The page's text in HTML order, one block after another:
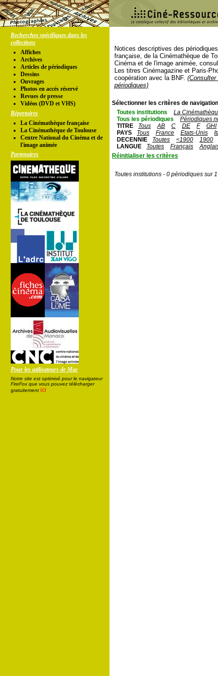
Recherches spécifiques dans les
collections
Affiches
Archives
Articles de périodiques
Dessins
Ouvrages
Photos en accés réservé
Revues de presse
Vidéos (DVD et VHS)
Répertoires
La Cinémathèque française
La Cinémathèque de Toulouse
Centre National du Cinéma et de
l'image animée
Partenaires
Pour les utilisateurs de Mac
Notre site est optimisé pour le navigateur
FireFox que vous pouvez télécharger
gratuitement ici
Notices descriptives des
française, de la Cinémathèque de
Cinéma et de l'image animée,
Les titres Cinémagazine et Paris-
coopération avec la BNF.
périodiques)
Sélectionner les critères de
Toutes institutions
La
Tous les périodiques
Périodiques
TITRE
Tous AB C DE F
GHI
PAYS
Tous France Etats-Unis
DECENNIE
Toutes <1900
1900
LANGUE
Toutes Français
Réinitialiser les critères
Toutes institutions - 0 périodiques sur